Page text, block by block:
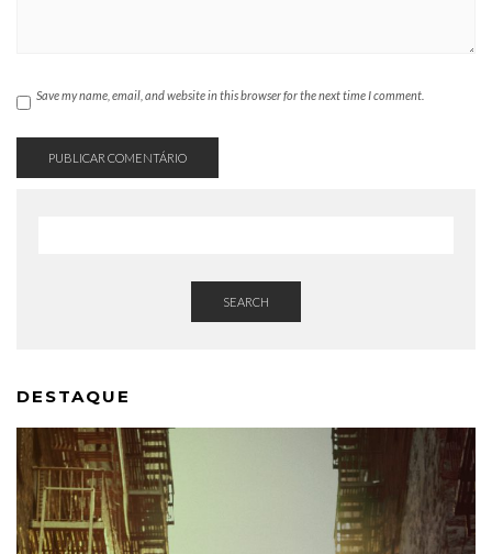
Save my name, email, and website in this browser for the next time I comment.
SEARCH
DESTAQUE